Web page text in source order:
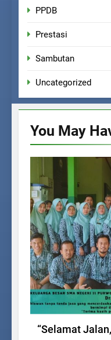
PPDB
Prestasi
Sambutan
Uncategorized
You May
“Selamat